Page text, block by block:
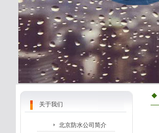
关于我们
北京防水公司简介